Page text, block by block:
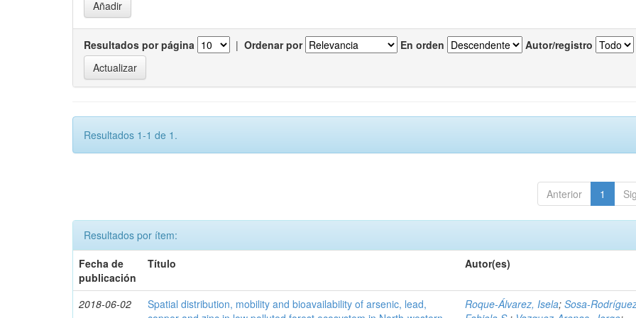
Resultados por página | Ordenar por En orden Autor/registro
Resultados 1-1 de 1.
Anterior 1
Resultados por ítem:
Fecha de
publicación
Título Autor(es)
2018-06-02
Spatial distribution, mobility and bioavailability of arsenic, lead,
Roque-Álvarez, Isela;Sosa-